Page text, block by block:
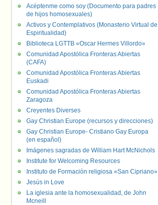
Acéptenme como soy (Documento para padres
de hijos homosexuales)
Activos y Contemplativos (Monasterio Virtual de
Espiritualidad)
Biblioteca LGTTB «Oscar Hermes Villordo»
Comunidad Apostólica Fronteras Abiertas
(CAFA)
Comunidad Apostólica Fronteras Abiertas
Euskadi
Comunidad Apostólica Fronteras Abiertas
Zaragoza
Creyentes Diverses
Gay Christian Europe (recursos y direcciones)
Gay Christian Europe- Cristiano Gay Europa
(en español)
Imágenes sagradas de William Hart McNichols
Institute for Welcoming Resources
Instituto de Formación religiosa «San Cipriano»
Jesús in Love
La iglesia ante la homosexualidad, de John
Mcneill